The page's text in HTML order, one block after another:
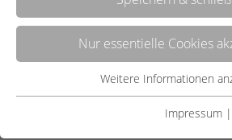
Nur essentielle Cookies
Essentielle Cookies werden für
Weitere Informationen
Impressum |